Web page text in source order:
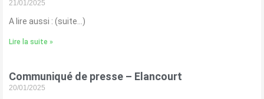
21/01/2025
A lire aussi : (suite…)
Lire la suite »
Communiqué de presse – Elancourt
20/01/2025